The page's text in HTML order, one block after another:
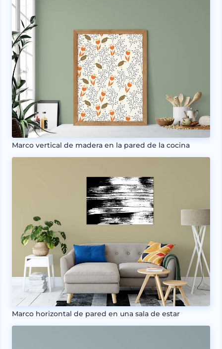
Marco vertical de madera en la pared de la cocina
Marco horizontal de pared en una sala de estar